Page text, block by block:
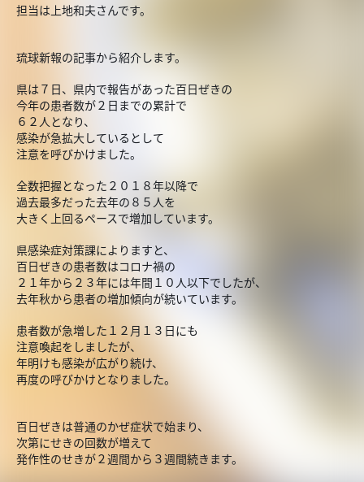
担当は上地和夫さんです。
琉球新報の記事から紹介します。
県は７日、県内で報告があった百日ぜきの
今年の患者数が２日までの累計で
６２人となり、
感染が急拡大しているとして
注意を呼びかけました。
全数把握となった２０１８年以降で
過去最多だった去年の８５人を
大きく上回るペースで増加しています。
県感染症対策課によりますと、
百日ぜきの患者数はコロナ禍の
２１年から２３年には年間１０人以下でしたが、
去年秋から患者の増加傾向が続いています。
患者数が急増した１２月１３日にも
注意喚起をしましたが、
年明けも感染が広がり続け、
再度の呼びかけとなりました。
百日ぜきは普通のかぜ症状で始まり、
次第にせきの回数が増えて
発作性のせきが２週間から３週間続きます。